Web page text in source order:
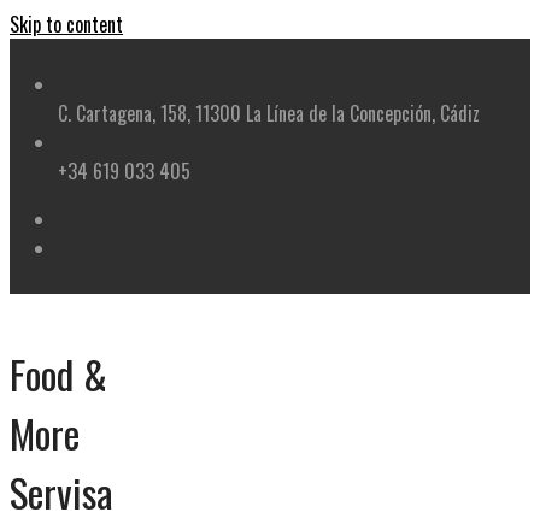
Skip to content
C. Cartagena, 158, 11300 La Línea de la Concepción, Cádiz
+34 619 033 405
Food &
More
Servisa